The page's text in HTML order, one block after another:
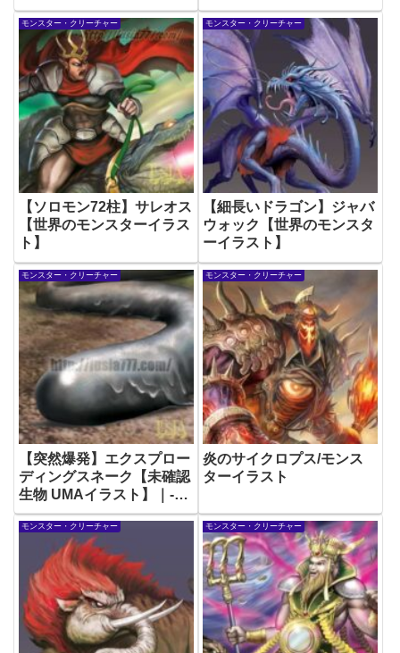
モンスター・クリーチャー
【ソロモン72柱】サレオス
【世界のモンスターイラス
ト】
モンスター・クリーチャー
【細長いドラゴン】ジャバ
ウォック【世界のモンスタ
ーイラスト】
モンスター・クリーチャー
【突然爆発】エクスプロー
ディングスネーク【未確認
生物 UMAイラスト】｜-
Cryptid-illustration
モンスター・クリーチャー
炎のサイクロプス/モンス
ターイラスト
モンスター・クリーチャー モンスター・クリーチャー